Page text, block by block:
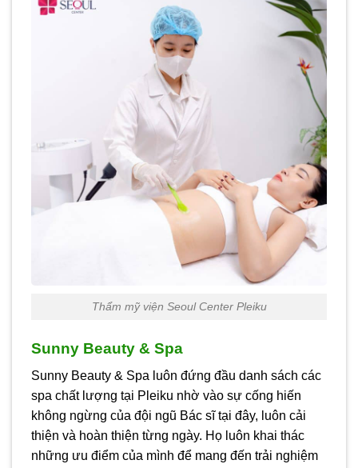
Thẩm mỹ viện Seoul Center Pleiku
Sunny Beauty & Spa
Sunny Beauty & Spa luôn đứng đầu danh sách các
spa chất lượng tại Pleiku nhờ vào sự cống hiến
không ngừng của đội ngũ Bác sĩ tại đây, luôn cải
thiện và hoàn thiện từng ngày. Họ luôn khai thác
những ưu điểm của mình để mang đến trải nghiệm